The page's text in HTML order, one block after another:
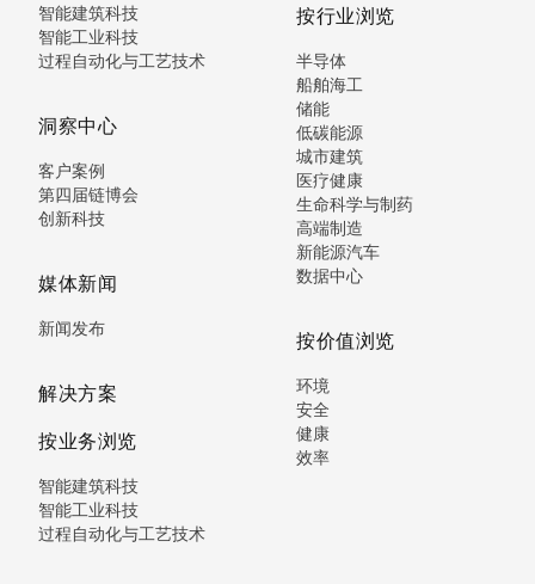
智能建筑科技
智能工业科技
过程自动化与工艺技术
洞察中心
客户案例
第四届链博会
创新科技
媒体新闻
新闻发布
解决方案
按业务浏览
智能建筑科技
智能工业科技
过程自动化与工艺技术
按行业浏览
半导体
船舶海工
储能
低碳能源
城市建筑
医疗健康
生命科学与制药
高端制造
新能源汽车
数据中心
按价值浏览
环境
安全
健康
效率